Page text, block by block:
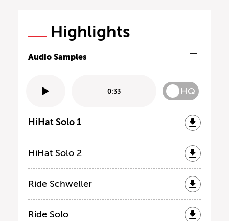
Highlights
Audio Samples
0:33 HQ
HiHat Solo 1
HiHat Solo 2
Ride Schweller
Ride Solo